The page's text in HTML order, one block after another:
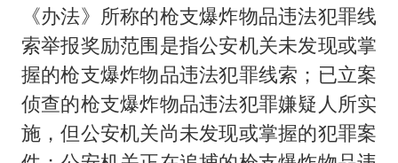
《办法》所称的枪支爆炸物品违法犯罪线
索举报奖励范围是指公安机关未发现或掌
握的枪支爆炸物品违法犯罪线索；已立案
侦查的枪支爆炸物品违法犯罪嫌疑人所实
施，但公安机关尚未发现或掌握的犯罪案